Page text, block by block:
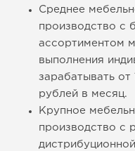
Среднее
производство с
ассортиментом
выполнения
зарабатывать
рублей в месяц.
Крупное
производство с